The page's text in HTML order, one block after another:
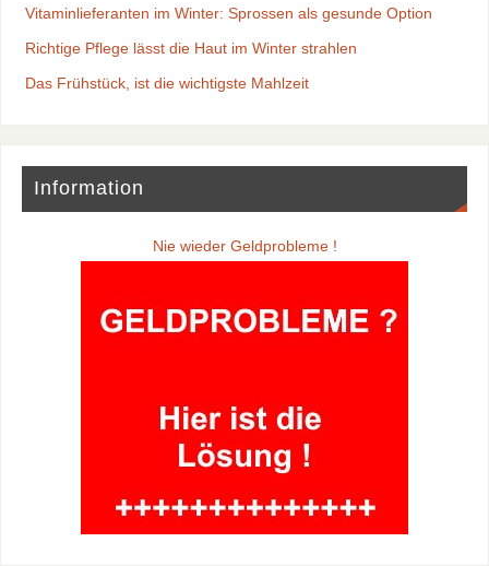
Vitaminlieferanten im Winter: Sprossen als gesunde Option
Richtige Pflege lässt die Haut im Winter strahlen
Das Frühstück, ist die wichtigste Mahlzeit
Information
Nie wieder Geldprobleme !